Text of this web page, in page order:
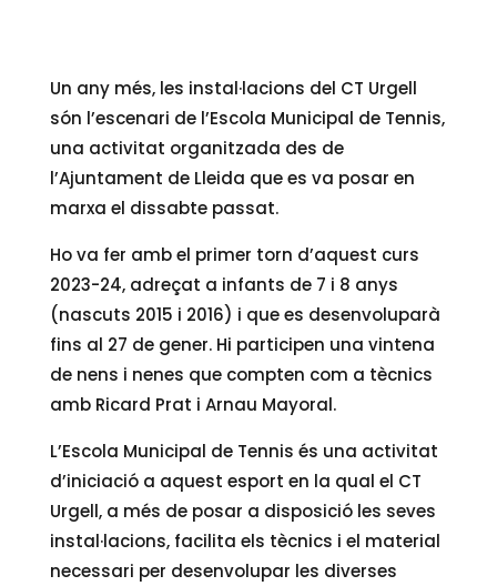
Un any més, les instal·lacions del CT Urgell
són l’escenari de l’Escola Municipal de Tennis,
una activitat organitzada des de
l’Ajuntament de Lleida que es va posar en
marxa el dissabte passat.
Ho va fer amb el primer torn d’aquest curs
2023-24, adreçat a infants de 7 i 8 anys
(nascuts 2015 i 2016) i que es desenvoluparà
fins al 27 de gener. Hi participen una vintena
de nens i nenes que compten com a tècnics
amb Ricard Prat i Arnau Mayoral.
L’Escola Municipal de Tennis és una activitat
d’iniciació a aquest esport en la qual el CT
Urgell, a més de posar a disposició les seves
instal·lacions, facilita els tècnics i el material
necessari per desenvolupar les diverses